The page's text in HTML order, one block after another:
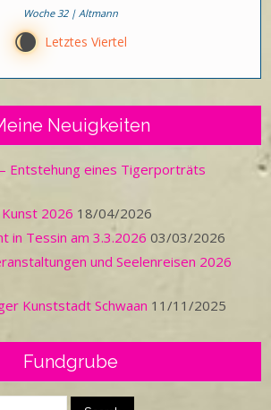
Woche 32 | Altmann
W Letztes Viertel
Neuigkeiten
Entstehung eines Tigerporträts
2026 18/04/2026
in Tessin am 3.3.2026 03/03/2026
und Seelenreisen 2026
Kunststadt Schwaan 11/11/2025
Fundgrube